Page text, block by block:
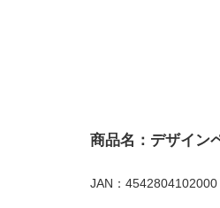
商品名：デザイン
JAN：